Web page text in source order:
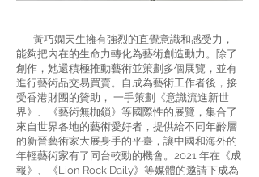
黃巧嫻天生擁有強烈的直覺意識和感受力，
能夠把內在的生命力轉化為藝術創造動力。除了
創作，她還積極推動藝術並策劃多個展覽，並有
進行藝術品交易買賣。自成為藝術工作者後，接
受香港財團的贊助， 一手策劃《意識流進新世
界》、《藝術無枷鎖》等國際性的展覽，集合了
來自世界各地的藝術愛好者，提供給不同年齡層
的新晉藝術家大展身手的平臺，讓中國和海外的
年輕藝術家有了同台較勁的機會。2021 年在《成
報》、《Lion Rock Daily》等媒體的邀請下成為